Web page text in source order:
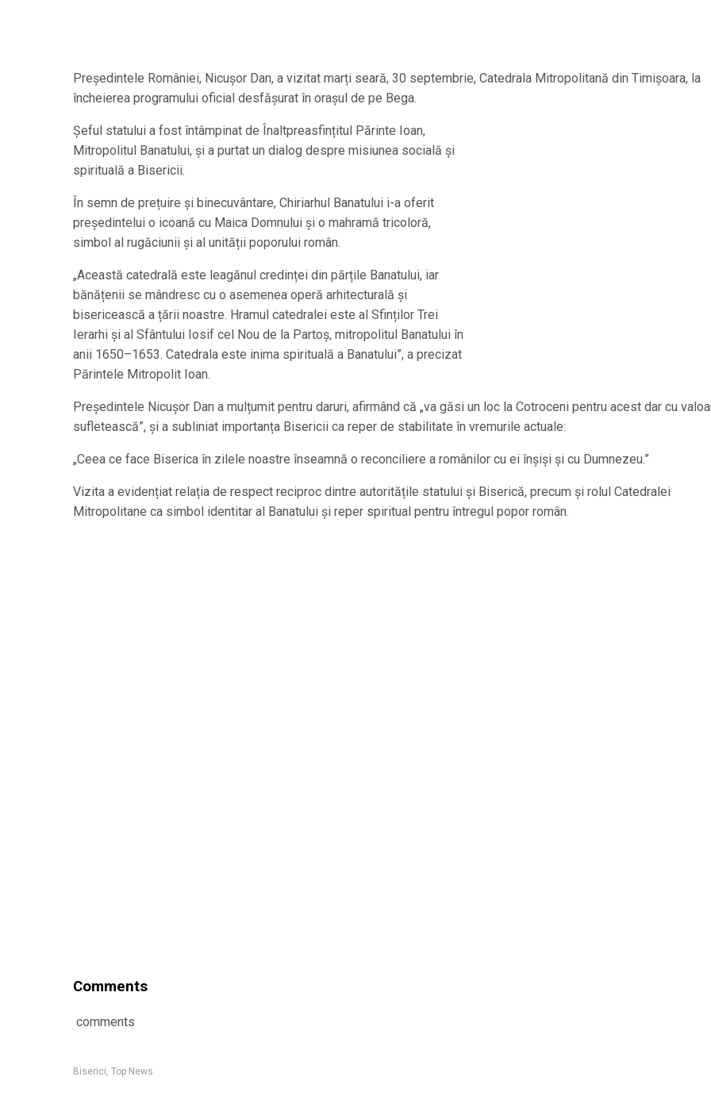
Președintele României, Nicușor Dan, a vizitat marți seară, 30 septembrie, Catedrala Mitropolitană din Timișoara, la
încheierea programului oficial desfășurat în orașul de pe Bega.
Șeful statului a fost întâmpinat de Înaltpreasfințitul Părinte Ioan,
Mitropolitul Banatului, și a purtat un dialog despre misiunea socială și
spirituală a Bisericii.
În semn de prețuire și binecuvântare, Chiriarhul Banatului i-a oferit
președintelui o icoană cu Maica Domnului și o mahramă tricoloră,
simbol al rugăciunii și al unității poporului român.
„Această catedrală este leagănul credinței din părțile Banatului, iar
bănățenii se mândresc cu o asemenea operă arhitecturală și
bisericească a țării noastre. Hramul catedralei este al Sfinților Trei
Ierarhi și al Sfântului Iosif cel Nou de la Partoș, mitropolitul Banatului în
anii 1650–1653. Catedrala este inima spirituală a Banatului”, a precizat
Părintele Mitropolit Ioan.
Președintele Nicușor Dan a mulțumit pentru daruri, afirmând că „va găsi un loc la Cotroceni pentru acest dar cu
sufletească”, și a subliniat importanța Bisericii ca reper de stabilitate în vremurile actuale:
„Ceea ce face Biserica în zilele noastre înseamnă o reconciliere a românilor cu ei înșiși și cu Dumnezeu.”
Vizita a evidențiat relația de respect reciproc dintre autoritățile statului și Biserică, precum și rolul Catedralei
Mitropolitane ca simbol identitar al Banatului și reper spiritual pentru întregul popor român.
Comments
comments
Biserici, Top News